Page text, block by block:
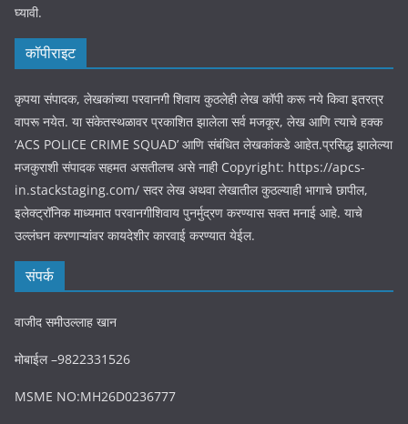
घ्यावी.
कॉपीराइट
कृपया संपादक, लेखकांच्या परवानगी शिवाय कुठलेही लेख कॉपी करू नये किवा इतरत्र
वापरू नयेत. या संकेतस्थळावर प्रकाशित झालेला सर्व मजकूर, लेख आणि त्याचे हक्क
‘ACS POLICE CRIME SQUAD’ आणि संबंधित लेखकांकडे आहेत.प्रसिद्ध झालेल्या
मजकुराशी संपादक सहमत असतीलच असे नाही Copyright: https://apcs-
in.stackstaging.com/ सदर लेख अथवा लेखातील कुठल्याही भागाचे छापील,
इलेक्ट्रॉनिक माध्यमात परवानगीशिवाय पुनर्मुद्रण करण्यास सक्त मनाई आहे. याचे
उल्लंघन करणाऱ्यांवर कायदेशीर कारवाई करण्यात येईल.
संपर्क
वाजीद समीउल्लाह खान
मोबाईल –9822331526
MSME NO:MH26D0236777